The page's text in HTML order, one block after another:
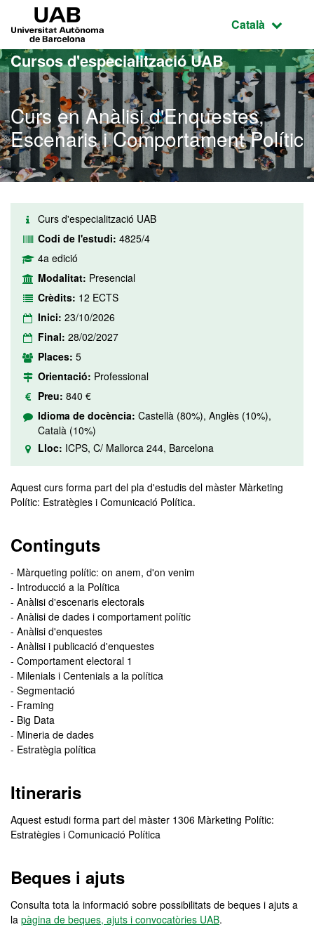
Ves al contingut principal
Ves a la navegació de la pàgina
Idioma
Català
Cursos d'especialització UAB
Curs en Anàlisi d'Enquestes,
Escenaris i Comportament Polític
Curs d'especialització UAB
Codi de l'estudi: 4825/4
4a edició
Modalitat: Presencial
Crèdits: 12 ECTS
Inici: 23/10/2026
Final: 28/02/2027
Places: 5
Orientació: Professional
Preu: 840 €
Idioma de docència: Castellà (80%), Anglès (10%),
Català (10%)
Lloc: ICPS, C/ Mallorca 244, Barcelona
Aquest curs forma part del pla d'estudis del màster Màrketing
Polític: Estratègies i Comunicació Política.
Continguts
- Màrqueting polític: on anem, d'on venim
- Introducció a la Política
- Anàlisi d'escenaris electorals
- Anàlisi de dades i comportament polític
- Anàlisi d'enquestes
- Anàlisi i publicació d'enquestes
- Comportament electoral 1
- Milenials i Centenials a la política
- Segmentació
- Framing
- Big Data
- Mineria de dades
- Estratègia política
Itineraris
Aquest estudi forma part del màster 1306 Màrketing Polític:
Estratègies i Comunicació Política
Beques i ajuts
Consulta tota la informació sobre possibilitats de beques i ajuts a
la pàgina de beques, ajuts i convocatòries UAB.